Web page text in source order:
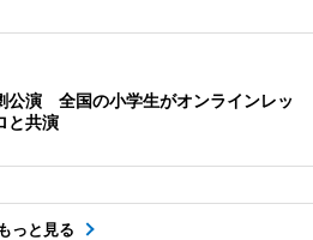
公演 全国の小学生がオンラインレッ
と共演
もっと見る